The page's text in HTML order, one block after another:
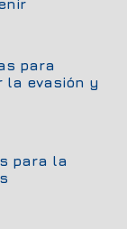
para
la evasión y
para la